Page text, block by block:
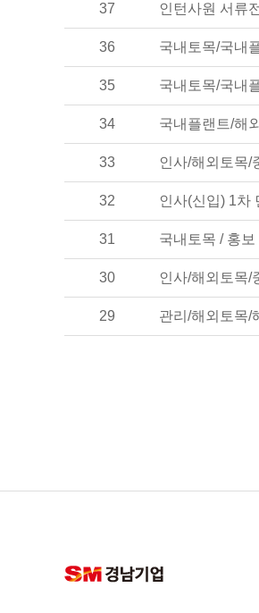
37 인턴사원 서류
36 국내토목/국내
35 국내토목/국내
34 국내플랜트/해
33 인사/해외토목/
32 인사(신입) 1차
31 국내토목 / 홍
30 인사/해외토목/
29 관리/해외토목/